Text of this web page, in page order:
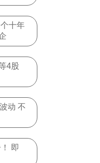
十年
4股
动 不
即